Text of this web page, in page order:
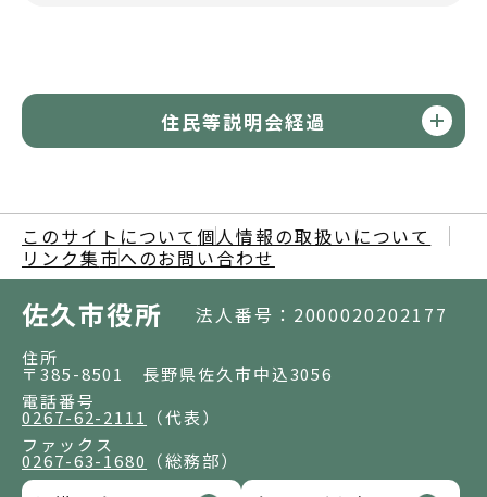
住民等説明会経過
このサイトについて 個人情報の取扱いについて
リンク集市へのお問い合わせ
佐久市役所 法人番号：2000020202177
住所
〒385-8501 長野県佐久市中込3056
電話番号
0267-62-2111
（代表）
ファックス
0267-63-1680 （総務部）